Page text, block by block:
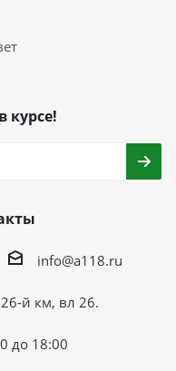
курсе!
info@a118.ru
й км, вл 26.
до 18:00